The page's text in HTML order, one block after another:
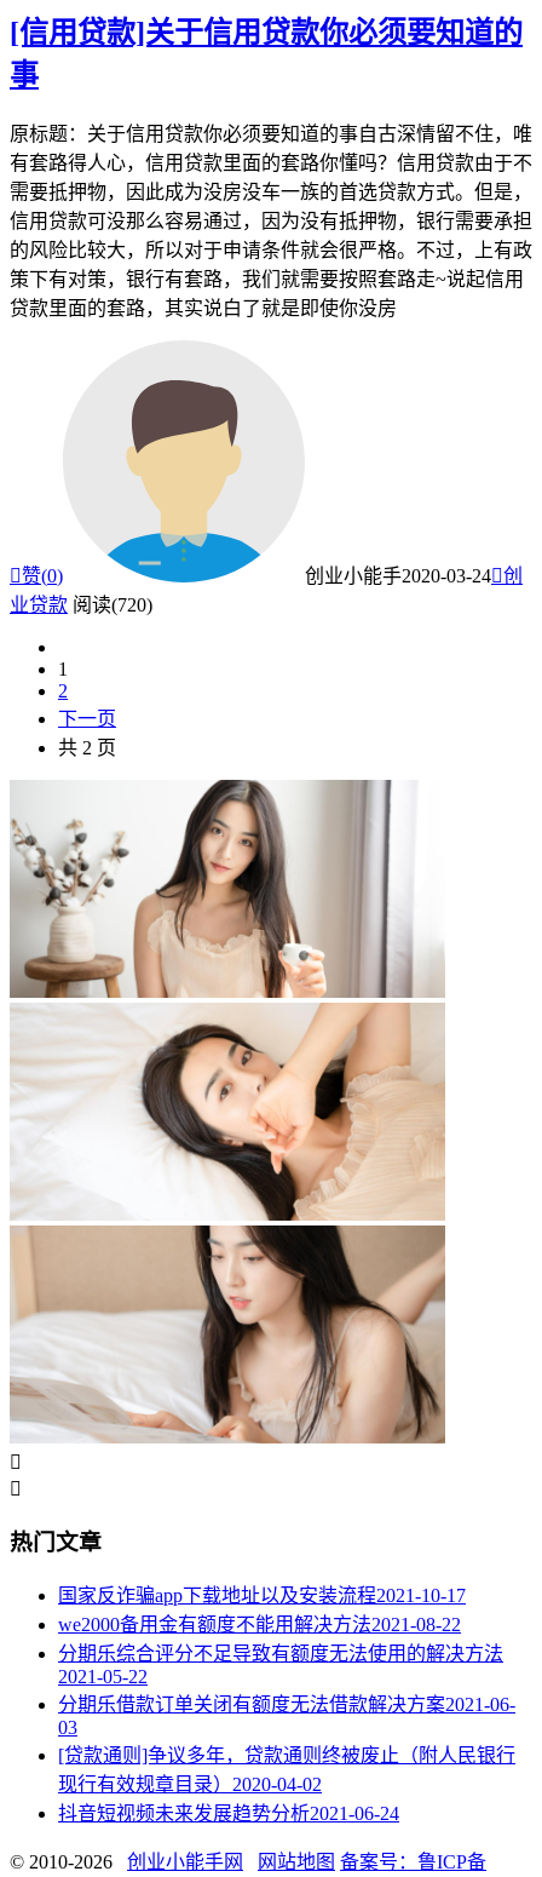
[信用贷款]关于信用贷款你必须要知道的
事
原标题：关于信用贷款你必须要知道的事自古深情留不住，唯
有套路得人心，信用贷款里面的套路你懂吗？信用贷款由于不
需要抵押物，因此成为没房没车一族的首选贷款方式。但是，
信用贷款可没那么容易通过，因为没有抵押物，银行需要承担
的风险比较大，所以对于申请条件就会很严格。不过，上有政
策下有对策，银行有套路，我们就需要按照套路走~说起信用
贷款里面的套路，其实说白了就是即使你没房
赞(0) 创业小能手2020-03-24创
业贷款 阅读(720)
1
2
下一页
共 2 页


热门文章
国家反诈骗app下载地址以及安装流程2021-10-17
we2000备用金有额度不能用解决方法2021-08-22
分期乐综合评分不足导致有额度无法使用的解决方法
2021-05-22
分期乐借款订单关闭有额度无法借款解决方案2021-06-
03
[贷款通则]争议多年，贷款通则终被废止（附人民银行
现行有效规章目录） 2020-04-02
抖音短视频未来发展趋势分析2021-06-24
© 2010-2026 创业小能手网 网站地图 备案号：鲁ICP备